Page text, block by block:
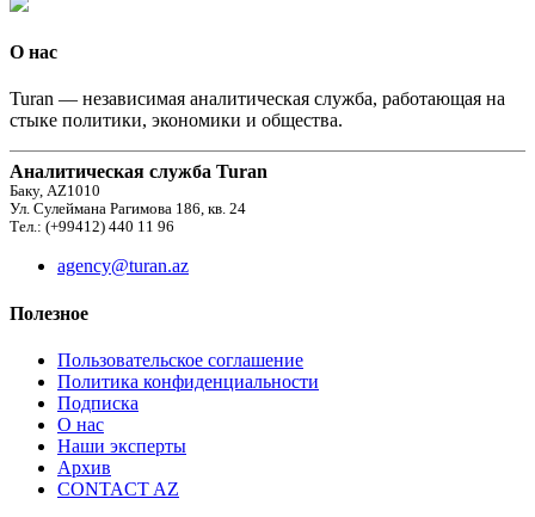
О нас
Turan — независимая аналитическая служба, работающая на
стыке политики, экономики и общества.
Аналитическая служба Turan
Баку, AZ1010
Ул. Сулеймана Рагимова 186, кв. 24
Тел.: (+99412) 440 11 96
agency@turan.az
Полезное
Пользовательское соглашение
Политика конфиденциальности
Подписка
О нас
Наши эксперты
Архив
CONTACT AZ